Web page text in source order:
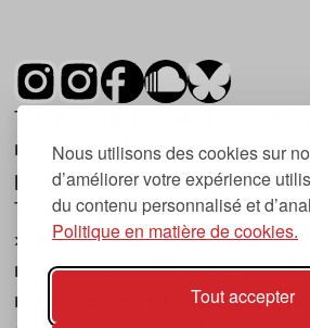
Nous utilisons des cookies sur
d’améliorer votre expérience
du contenu personnalisé et
Politique en matière de cookies.
Tout accepter
Tsugi est un mensuel
musique et les nouvelles
première parution date de
Tsugi en japonais signifie «
», ce qui correspond à la
magazine, à l’affût des
musicales, qu’elles viennent de